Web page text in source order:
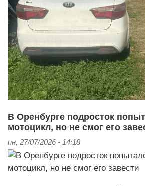
В Оренбурге подросток
мотоцикл, но не смог его
пн, 27/07/2026 - 14:18